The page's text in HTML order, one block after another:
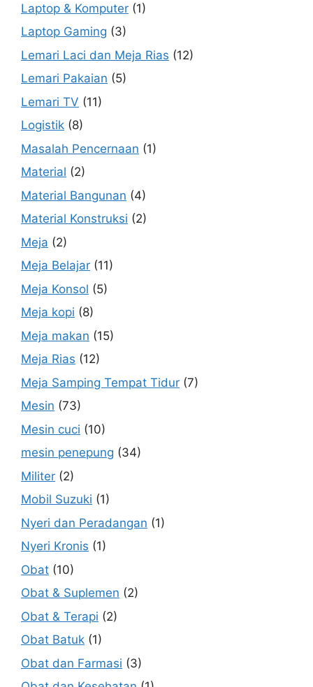
Laptop & Komputer (1)
Laptop Gaming (3)
Lemari Laci dan Meja Rias (12)
Lemari Pakaian (5)
Lemari TV (11)
Logistik (8)
Masalah Pencernaan (1)
Material (2)
Material Bangunan (4)
Material Konstruksi (2)
Meja (2)
Meja Belajar (11)
Meja Konsol (5)
Meja kopi (8)
Meja makan (15)
Meja Rias (12)
Meja Samping Tempat Tidur (7)
Mesin (73)
Mesin cuci (10)
mesin penepung (34)
Militer (2)
Mobil Suzuki (1)
Nyeri dan Peradangan (1)
Nyeri Kronis (1)
Obat (10)
Obat & Suplemen (2)
Obat & Terapi (2)
Obat Batuk (1)
Obat dan Farmasi (3)